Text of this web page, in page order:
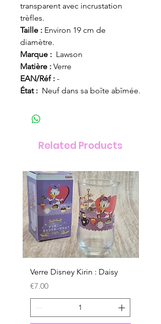
transparent avec incrustation
trèfles.
Taille : Environ 19 cm de
diamètre.
Marque : Lawson
Matière : Verre
EAN/Réf : -
État : Neuf dans sa boîte abîmée.
Related Products
Verre Disney Kirin : Daisy
Price
€7.00